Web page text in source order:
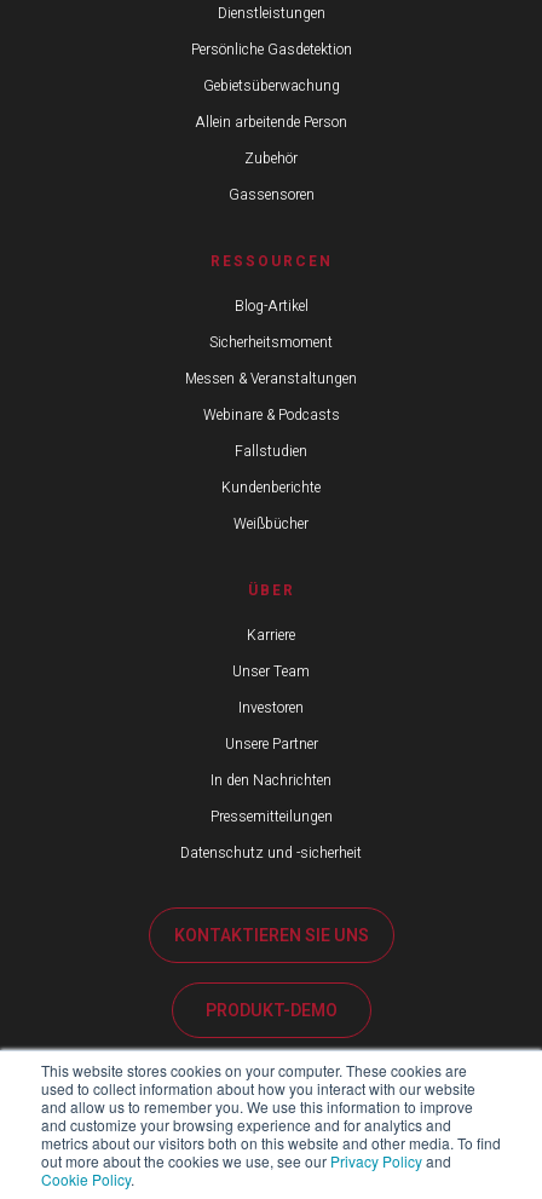
This website stores cookies on your computer. These cookies are
used to collect information about how you interact with our website
and allow us to remember you. We use this information to improve
and customize your browsing experience and for analytics and
metrics about our visitors both on this website and other media. To find
out more about the cookies we use, see our Privacy Policyand
Cookie Policy.
Dienstleistungen
Persönliche Gasdetektion
Gebietsüberwachung
Allein arbeitende Person
Zubehör
Gassensoren
RESSOURCEN
Blog-Artikel
Sicherheitsmoment
Messen & Veranstaltungen
Webinare & Podcasts
Fallstudien
Kundenberichte
Weißbücher
ÜBER
Karriere
Unser Team
Investoren
Unsere Partner
In den Nachrichten
Pressemitteilungen
Datenschutz und -sicherheit
KONTAKTIEREN SIE UNS
PRODUKT-DEMO
KUNDENBETREUUNG
PARTNER-PORTAL